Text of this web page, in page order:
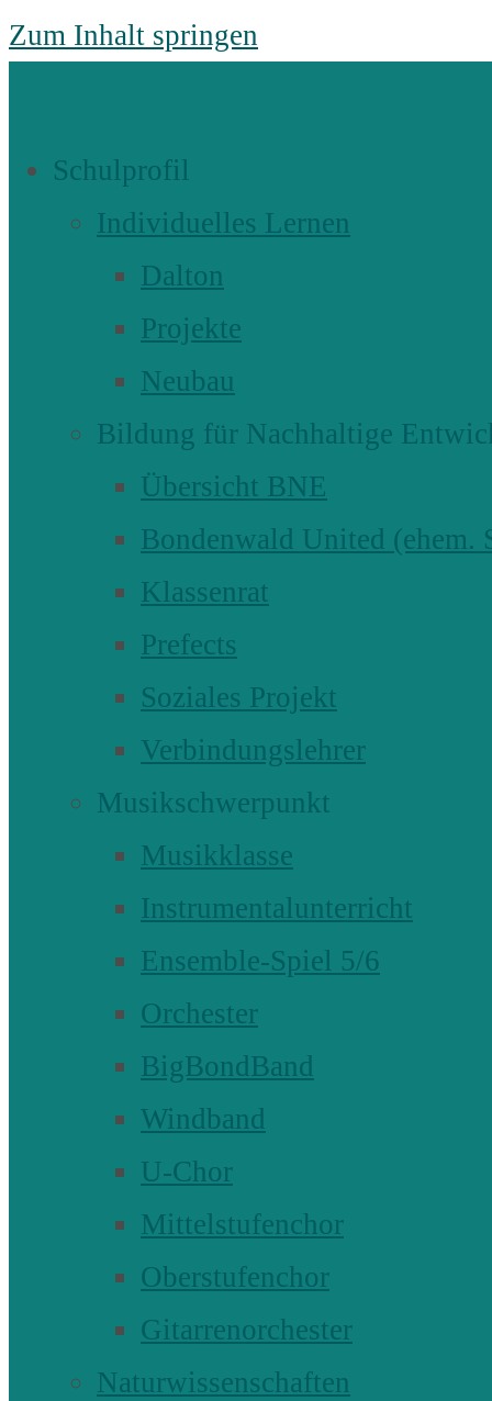
Zum Inhalt springen
Schulprofil
Individuelles Lernen
Dalton
Projekte
Neubau
Bildung für Nachhaltige
Übersicht BNE
Bondenwald United (ehem.
Klassenrat
Prefects
Soziales Projekt
Verbindungslehrer
Musikschwerpunkt
Musikklasse
Instrumentalunterricht
Ensemble-Spiel 5/6
Orchester
BigBondBand
Windband
U-Chor
Mittelstufenchor
Oberstufenchor
Gitarrenorchester
Naturwissenschaften